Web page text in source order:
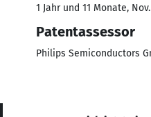
1 Jahr und 11 Monate,
Patentassessor
Philips Semiconductors